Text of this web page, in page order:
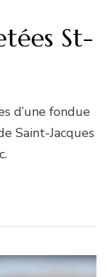
St-
d’une fondue
Saint-Jacques